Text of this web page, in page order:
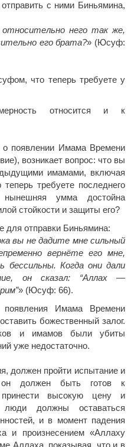
с ними Биньямина,
него так же,
его брата?» (Юсуф:
что теперь требуете у
относится и к
появлении Имама Времени
возникает вопрос: что вы
имамами, включая
требуете последнего
умма достойна
стойкости и защиты его?
для отправки Биньямина:
вы не дадите мне сильный
вернёте его мне,
бессильны. Когда они дали
он сказал: “Аллах —
» (Юсуф: 66).
Имама Времени
божественный залог.
и имамов были убиты
уже недостаточно.
должен пройти испытание и
он должен быть готов к
принести высокую цену и
должны оставаться
и в момент падения
и произнесением «Аллаху